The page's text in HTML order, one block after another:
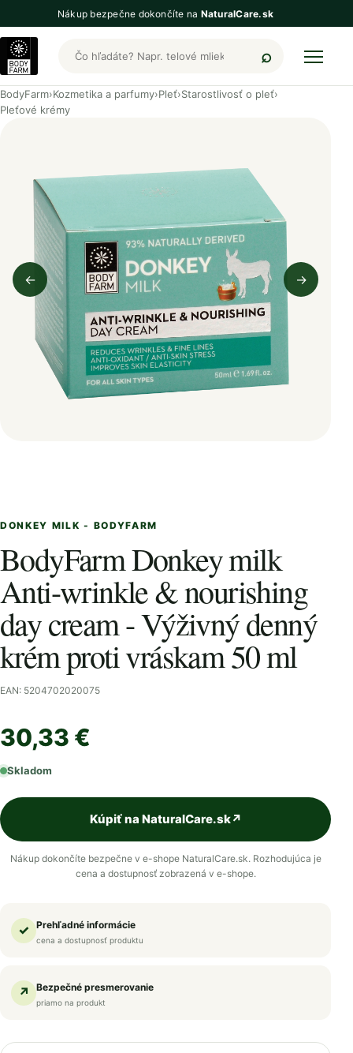
Nákup bezpečne dokončíte na NaturalCare.sk
Hľadať produkty BodyFarm
BodyFarm›Kozmetika a parfumy›Pleť›Starostlivosť o pleť›
Pleťové krémy
←
Predchádzajúci obrázok
→
DONKEY MILK - BODYFARM
BodyFarm Donkey milk
Anti-wrinkle & nourishing
day cream - Výživný denný
krém proti vráskam 50 ml
EAN: 5204702020075
30,33 €
Skladom
Kúpiť na NaturalCare.sk↗
Nákup dokončíte bezpečne v e-shope NaturalCare.sk. Rozhodujúca je
cena a dostupnosť zobrazená v e-shope.
✓ Prehľadné informácie
cena a dostupnosť produktu
↗ Bezpečné presmerovanie
priamo na produkt